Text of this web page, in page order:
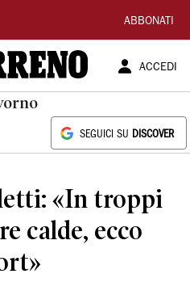
ABBONATI
ACCEDI
SEGUICI SU DISCOVER
«In troppi
calde, ecco